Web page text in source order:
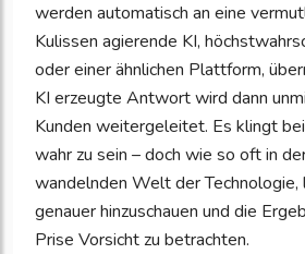
werden automatisch an eine
Kulissen agierende KI,
oder einer ähnlichen Plattform,
KI erzeugte Antwort wird dann
Kunden weitergeleitet. Es klingt
wahr zu sein – doch wie so oft in
wandelnden Welt der Technologie,
genauer hinzuschauen und die
Prise Vorsicht zu betrachten.